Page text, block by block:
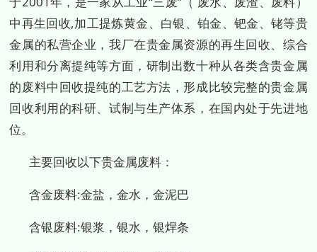
中再生回收,加工提炼黄金、白银、铂金、钯金、铑等贵
金属的私营企业，我厂在贵金属资源的再生回收、综合
利用和分离提纯等方面，研制出数十种从各类含贵金属
的废料中回收提纯的工艺方法，形成比较完整的贵金属
回收利用的科研、试制与生产体系，在国内处于先进地
位。
主要回收以下贵金属废料：
含金废料:金盐，金水，金泥巴
含银废料:银浆，银水，银焊条